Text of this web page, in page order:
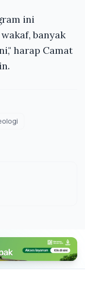
ini
banyak
harap Camat